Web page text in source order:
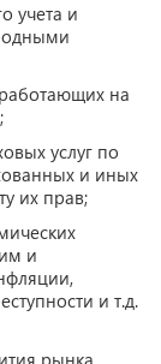
учета и
на
услуг по
и иных
их прав;
и
и т.д.
рынка